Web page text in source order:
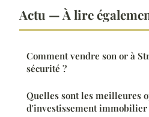
Actu — À lire
Comment vendre son or à
sécurité ?
Quelles sont les meilleures
d'investissement immobilier